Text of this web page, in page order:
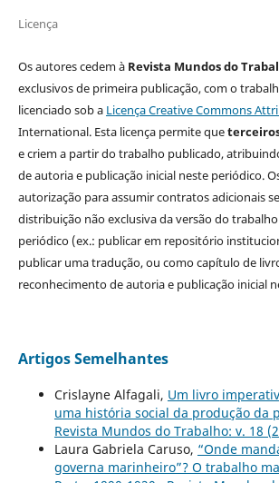
Licença
Os autores cedem à Revista Mundos do
exclusivos de primeira publicação, com o
licenciado sob a Licença Creative Commons
International. Esta licença permite que
e criem a partir do trabalho publicado,
de autoria e publicação inicial neste periódico.
autorização para assumir contratos adicionais
distribuição não exclusiva da versão do
periódico (ex.: publicar em repositório
publicar uma tradução, ou como capítulo de
reconhecimento de autoria e publicação inicial
Artigos Semelhantes
Crislayne Alfagali, Um livro
uma história social da produção da
Revista Mundos do Trabalho: v. 18
Laura Gabriela Caruso, “Onde
governa marinheiro”? O trabalho